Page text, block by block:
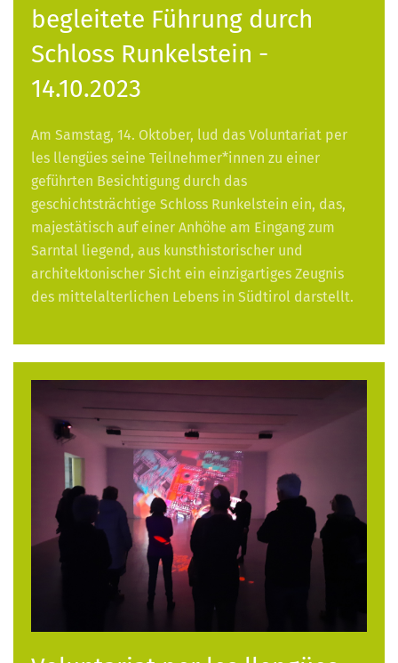
begleitete Führung durch
Schloss Runkelstein -
14.10.2023
Am Samstag, 14. Oktober, lud das Voluntariat per
les llengües seine Teilnehmer*innen zu einer
geführten Besichtigung durch das
geschichtsträchtige Schloss Runkelstein ein, das,
majestätisch auf einer Anhöhe am Eingang zum
Sarntal liegend, aus kunsthistorischer und
architektonischer Sicht ein einzigartiges Zeugnis
des mittelalterlichen Lebens in Südtirol darstellt.